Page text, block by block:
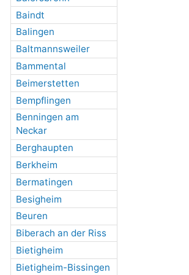
Baindt
Balingen
Baltmannsweiler
Bammental
Beimerstetten
Bempflingen
Benningen am
Neckar
Berghaupten
Berkheim
Bermatingen
Besigheim
Beuren
Biberach an der Riss
Bietigheim
Bietigheim-Bissingen